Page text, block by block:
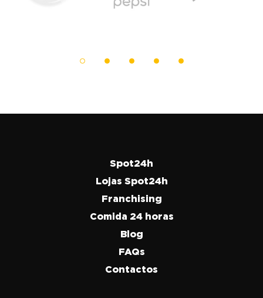
Spot24h
Lojas Spot24h
Franchising
Comida 24 horas
Blog
FAQs
Contactos